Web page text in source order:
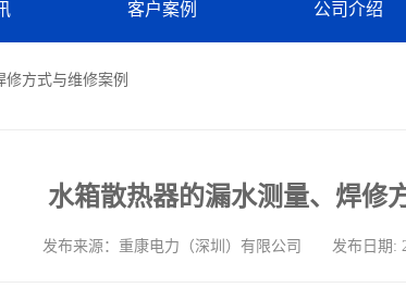
客户案例 公司介绍
修方式与维修案例
水箱散热器的漏水测量、焊修
发布来源：重康电力（深圳）有限公司 发布日期